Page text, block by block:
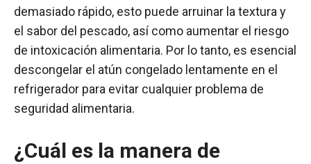
demasiado rápido, esto puede arruinar la textura y
el sabor del pescado, así como aumentar el riesgo
de intoxicación alimentaria. Por lo tanto, es esencial
descongelar el atún congelado lentamente en el
refrigerador para evitar cualquier problema de
seguridad alimentaria.
¿Cuál es la manera de